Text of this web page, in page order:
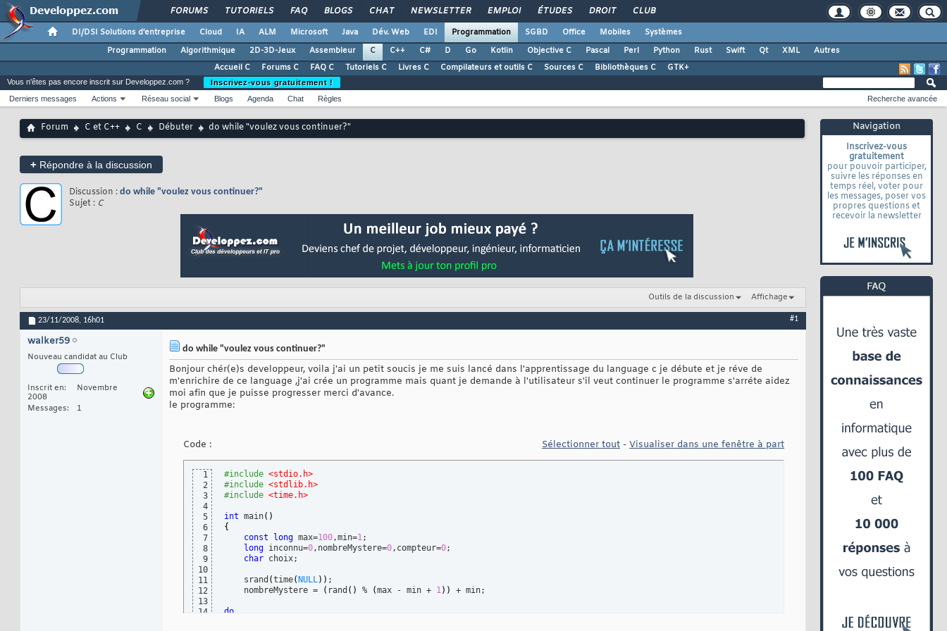
FORUMS TUTORIELS FAQ BLOGS CHAT NEWSLETTER EMPLOI ÉTUDES DROIT CLUB
DI/DSI Solutions d'entreprise Cloud IA ALM Microsoft Java Dév. Web EDI Programmation SGBD Office Mobiles
Systèmes
Programmation
Algorithmique 2D-3D-Jeux Assembleur C C++ C# D Go Kotlin Objective C Pascal Perl Python Rust Swift Qt XML
Autres
Accueil C
Forums C FAQ C Tutoriels C Livres C Compilateurs et outils C Sources C Bibliothèques C GTK+
Navigation
Inscrivez-vous
gratuitement
pour pouvoir participer,
suivre les réponses en
temps réel, voter pour
les messages, poser vos
propres questions et
recevoir la newsletter
Vous n'êtes pas encore inscrit sur Developpez.com ?
Inscrivez-vous gratuitement !
Derniers messages
Actions Réseau social Blogs Agenda Chat Règles Recherche avancée
Forum C et C++ C Débuter do while "voulez vous continuer?"
+ Répondre à la discussion
Discussion : do while "voulez vous continuer?"
Sujet : C
Outils de la discussion Affichage
23/11/2008, 16h01 #1
walker59
Nouveau candidat au Club
Inscrit en
Novembre
2008
Messages
1
do while "voulez vous continuer?"
Bonjour chér(e)s developpeur, voila j'ai un petit soucis je me suis lancé dans l'apprentissage du language c je débute et je réve de
m'enrichire de ce language ,j'ai crée un programme mais quant je demande à l'utilisateur s'il veut continuer le programme s'arréte aidez
moi afin que je puisse progresser merci d'avance.
le programme:
Code : Sélectionner tout - Visualiser dans une fenêtre à part
1
2
3
4
5
6
7
8
9
10
11
12
13
14
#include <stdio.h>
#include <stdlib.h>
#include <time.h>
int main( )
{
const
long max=100,min=1;
long inconnu=0,nombreMystere=0,compteur=0;
char choix;
    srand
(time( NULL) ) ;
    nombreMystere =
( rand ( ) % (max - min + 1) ) + min;
do